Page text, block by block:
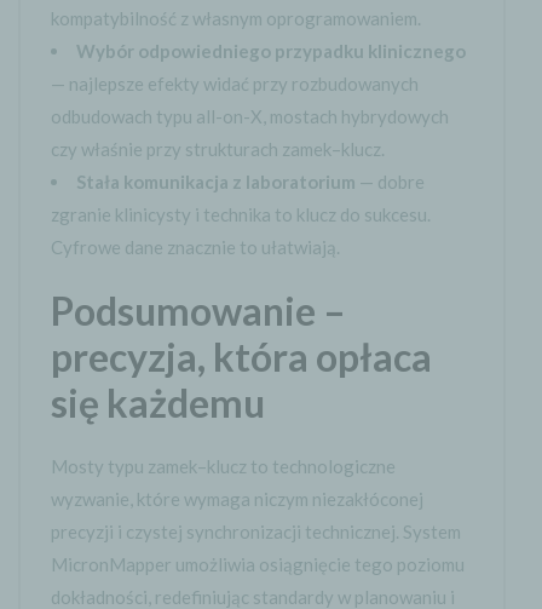
kompatybilność z własnym oprogramowaniem.
Wybór odpowiedniego przypadku klinicznego
— najlepsze efekty widać przy rozbudowanych
odbudowach typu all-on-X, mostach hybrydowych
czy właśnie przy strukturach zamek–klucz.
Stała komunikacja z laboratorium — dobre
zgranie klinicysty i technika to klucz do sukcesu.
Cyfrowe dane znacznie to ułatwiają.
Podsumowanie –
precyzja, która opłaca
się każdemu
Mosty typu zamek–klucz to technologiczne
wyzwanie, które wymaga niczym niezakłóconej
precyzji i czystej synchronizacji technicznej. System
MicronMapper umożliwia osiągnięcie tego poziomu
dokładności, redefiniując standardy w planowaniu i